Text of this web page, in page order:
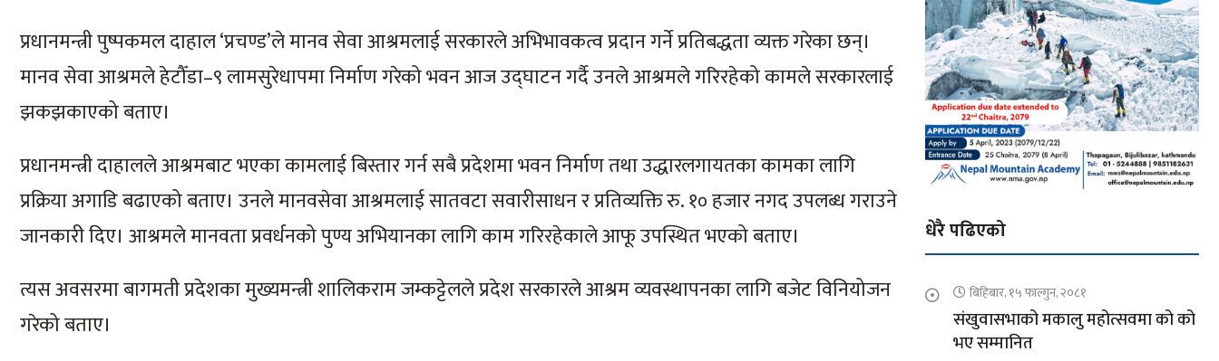
प्रधानमन्त्री पुष्पकमल दाहाल ‘प्रचण्ड’ले मानव सेवा आश्रमलाई सरकारले अभिभावकत्व प्रदान गर्ने प्रतिबद्धता व्यक्त गरेका छन्।
मानव सेवा आश्रमले हेटौँडा–९ लामसुरेधापमा निर्माण गरेको भवन आज उद्घाटन गर्दै उनले आश्रमले गरिरहेको कामले सरकारलाई
झकझकाएको बताए।
प्रधानमन्त्री दाहालले आश्रमबाट भएका कामलाई बिस्तार गर्न सबै प्रदेशमा भवन निर्माण तथा उद्धारलगायतका कामका लागि
प्रक्रिया अगाडि बढाएको बताए। उनले मानवसेवा आश्रमलाई सातवटा सवारीसाधन र प्रतिव्यक्ति रु. १० हजार नगद उपलब्ध गराउने
जानकारी दिए। आश्रमले मानवता प्रवर्धनको पुण्य अभियानका लागि काम गरिरहेकाले आफू उपस्थित भएको बताए।
त्यस अवसरमा बागमती प्रदेशका मुख्यमन्त्री शालिकराम जम्कट्टेलले प्रदेश सरकारले आश्रम व्यवस्थापनका लागि बजेट विनियोजन
गरेको बताए।
धेरै पढिएको
बिहिबार, १५ फाल्गुन, २०८१
संखुवासभाको मकालु महोत्सवमा को को
भए सम्मानित